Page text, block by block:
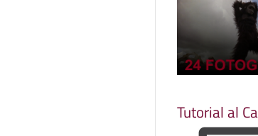
Tutorial al